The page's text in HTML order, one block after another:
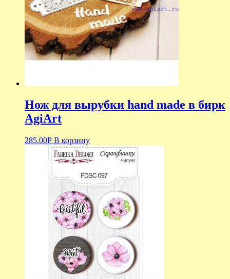
Нож для вырубки hand made в бирк
AgiArt
285.00Р В корзину